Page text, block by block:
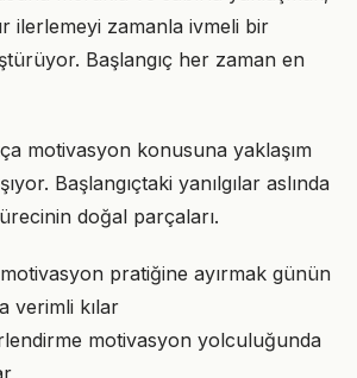
ilerlemeyi zamanla ivmeli bir
Başlangıç her zaman en
motivasyon konusuna yaklaşım
Başlangıçtaki yanılgılar aslında
doğal parçaları.
pratiğine ayırmak günün
verimli kılar
motivasyon yolculuğunda